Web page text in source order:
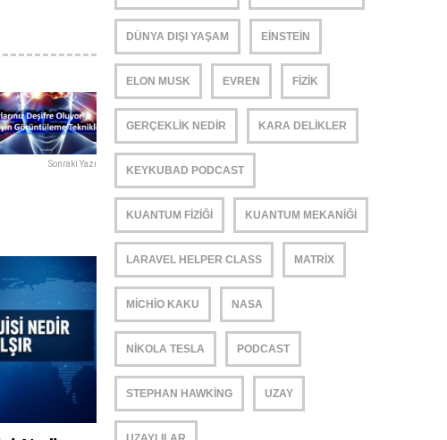
Sonraki Yazı
DÜNYA DIŞI YAŞAM EINSTEIN
ELON MUSK EVREN FIZIK
GERÇEKLIK NEDIR KARA DELIKLER
KEYKUBAD PODCAST
KUANTUM FIZIĞI KUANTUM MEKANIĞI
LARAVEL HELPER CLASS MATRIX
MICHIO KAKU NASA
NIKOLA TESLA PODCAST
STEPHAN HAWKING UZAY